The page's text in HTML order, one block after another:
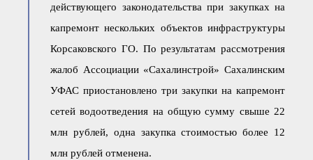
● Реестр членов
«Сахалинстрой»
● Реестр членов
Ассоциации,
осуществляющих
строительный контроль
● Реестр членов
работодателей
Ассоциации —
действующего законодательства при закупках на
капремонт нескольких объектов инфраструктуры
Корсаковского ГО. По результатам рассмотрения
жалоб Ассоциации «Сахалинстрой» Сахалинским
УФАС приостановлено три закупки на капремонт
сетей водоотведения на общую сумму свыше 22
млн рублей, одна закупка стоимостью более 12
млн рублей отменена.